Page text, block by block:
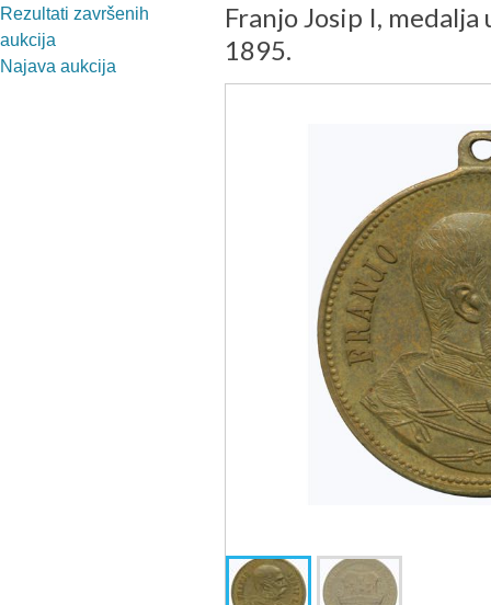
Rezultati završenih
aukcija
Najava aukcija
Franjo Josip I,
1895.